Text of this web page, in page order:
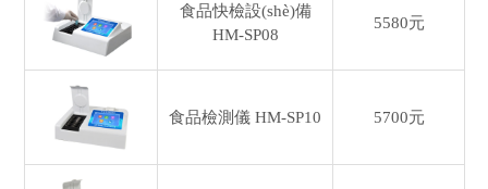
食品快檢設(shè)備
HM-SP08
5580元
食品檢測儀 HM-SP10 5700元